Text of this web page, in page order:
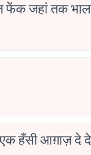
फेंक जहां तक भाला